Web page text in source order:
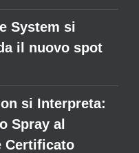
System si
il nuovo spot
si Interpreta:
Spray al
Certificato